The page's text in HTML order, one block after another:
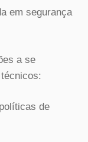
em segurança
a se
de